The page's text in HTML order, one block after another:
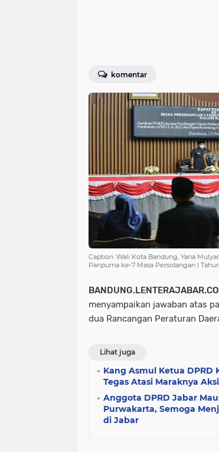
komentar
Caption :Wali Kota Bandung, Yana
Paripurna ke-7 Masa Persidangan I
menyampaikan jawaban atas
dua Rancangan Peraturan
Lihat juga
Kang Asmul Ketua
Tegas Atasi Maraknya
Anggota DPRD Jabar
Purwakarta, Semoga
di Jabar